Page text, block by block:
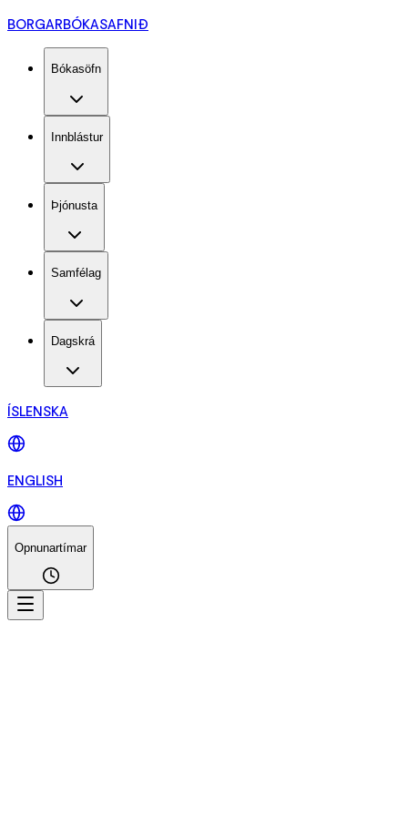
BORGARBÓKASAFNIÐ
Bókasöfn
Innblástur
Þjónusta
Samfélag
Dagskrá
ÍSLENSKA
ENGLISH
Opnunartímar